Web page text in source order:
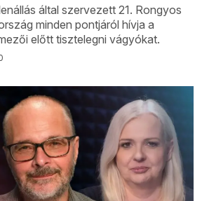
által szervezett 21. Rongyos
minden pontjáról hívja a
előtt tisztelegni vágyókat.